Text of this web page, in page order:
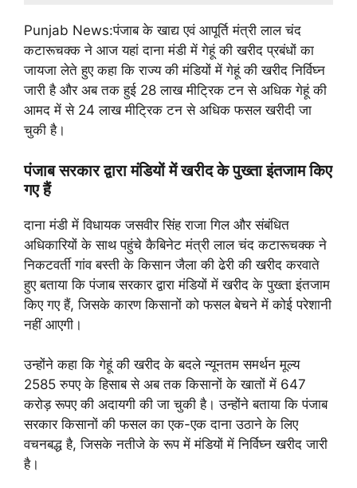
Punjab News:पंजाब के खाद्य एवं आपूर्ति मंत्री लाल चंद
कटारूचक्क ने आज यहां दाना मंडी में गेहूं की खरीद प्रबंधों का
जायजा लेते हुए कहा कि राज्य की मंडियों में गेहूं की खरीद निर्विघ्न
जारी है और अब तक हुई 28 लाख मीट्रिक टन से अधिक गेहूं की
आमद में से 24 लाख मीट्रिक टन से अधिक फसल खरीदी जा
चुकी है।
पंजाब सरकार द्वारा मंडियों में खरीद के पुख्ता इंतजाम किए
गए हैं
दाना मंडी में विधायक जसवीर सिंह राजा गिल और संबंधित
अधिकारियों के साथ पहुंचे कैबिनेट मंत्री लाल चंद कटारूचक्क ने
निकटवर्ती गांव बस्ती के किसान जैला की ढेरी की खरीद करवाते
हुए बताया कि पंजाब सरकार द्वारा मंडियों में खरीद के पुख्ता इंतजाम
किए गए हैं, जिसके कारण किसानों को फसल बेचने में कोई परेशानी
नहीं आएगी।
उन्होंने कहा कि गेहूं की खरीद के बदले न्यूनतम समर्थन मूल्य
2585 रुपए के हिसाब से अब तक किसानों के खातों में 647
करोड़ रूपए की अदायगी की जा चुकी है। उन्होंने बताया कि पंजाब
सरकार किसानों की फसल का एक-एक दाना उठाने के लिए
वचनबद्ध है, जिसके नतीजे के रूप में मंडियों में निर्विघ्न खरीद जारी
है।